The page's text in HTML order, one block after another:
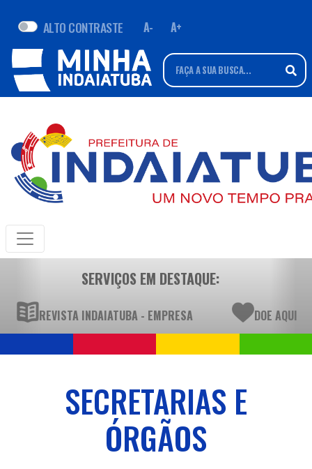
ALTO CONTRASTE A- A+
SERVIÇOS EM DESTAQUE:
REVISTA INDAIATUBA - EMPRESA DOE AQUI
SECRETARIAS E
ÓRGÃOS